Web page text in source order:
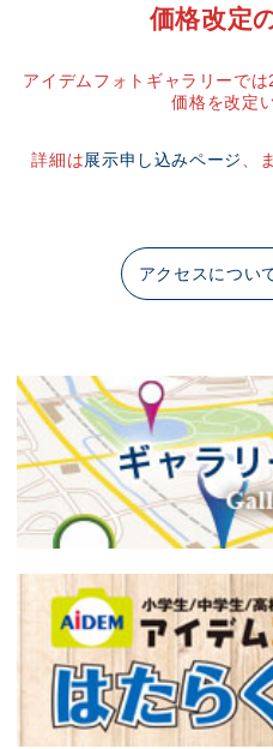
価格改定
アイデムフォトギャラリーで
価格を改定
詳細は展示申し込みページ、
アクセスについ